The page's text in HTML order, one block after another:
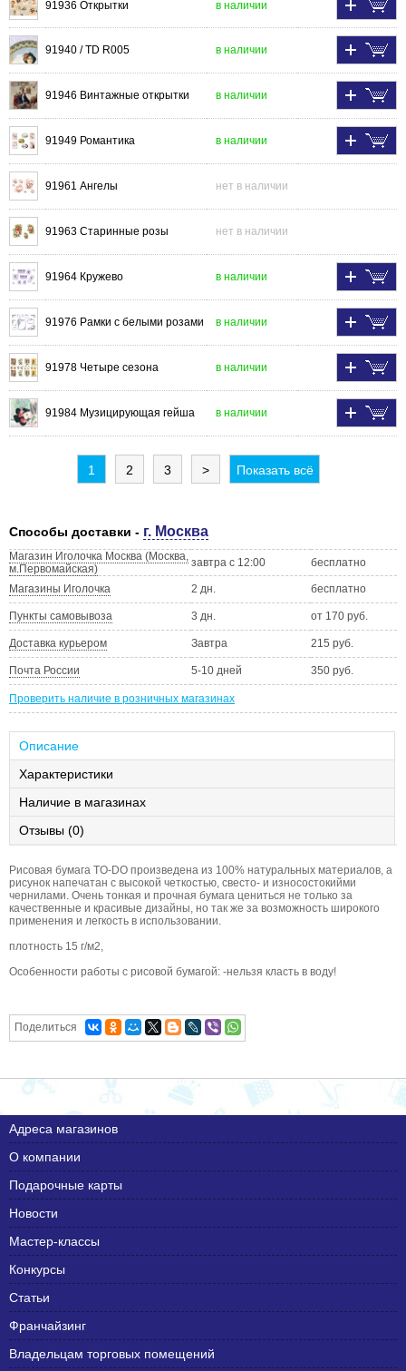
91936 Открытки в наличии
91940 / TD R005 в наличии
91946 Винтажные открытки в наличии
91949 Романтика в наличии
91961 Ангелы нет в наличии
91963 Старинные розы нет в наличии
91964 Кружево в наличии
91976 Рамки с белыми розами в наличии
91978 Четыре сезона в наличии
91984 Музицирующая гейша в наличии
1 2 3 > Показать всё
Способы доставки - г. Москва
Магазин Иголочка Москва (Москва,
м.Первомайская)
завтра с 12:00 бесплатно
Магазины Иголочка 2 дн. бесплатно
Пункты самовывоза 3 дн. от 170 руб.
Доставка курьером Завтра 215 руб.
Почта России 5-10 дней 350 руб.
Проверить наличие в розничных магазинах
Описание
Характеристики
Наличие в магазинах
Отзывы (0)
Рисовая бумага TO-DO произведена из 100% натуральных материалов, а
рисунок напечатан с высокой четкостью, свесто- и износостокийми
чернилами. Очень тонкая и прочная бумага цениться не только за
качественные и красивые дизайны, но так же за возможность широкого
применения и легкость в использовании.
плотность 15 г/м2,
Особенности работы с рисовой бумагой: -нельзя класть в воду!
Поделиться
Адреса магазинов
О компании
Подарочные карты
Новости
Мастер-классы
Конкурсы
Статьи
Франчайзинг
Владельцам торговых помещений